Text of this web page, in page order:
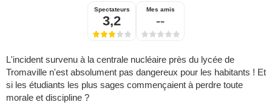
Spectateurs
3,2
Mes amis
--
L'incident survenu à la centrale nucléaire près du lycée de
Tromaville n'est absolument pas dangereux pour les habitants ! Et
si les étudiants les plus sages commençaient à perdre toute
morale et discipline ?